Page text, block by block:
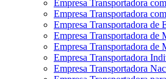
Empresa Transportadora
Empresa Transportadora
Empresa Transportadora de
Empresa Transportadora de
Empresa Transportadora de
Empresa Transportadora
Empresa Transportadora